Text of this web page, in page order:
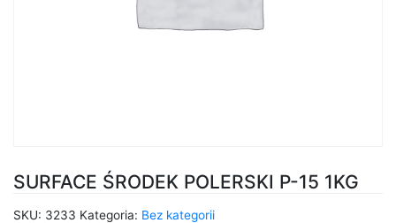
SURFACE ŚRODEK POLERSKI P-15 1KG
SKU: 3233 Kategoria: Bez kategorii